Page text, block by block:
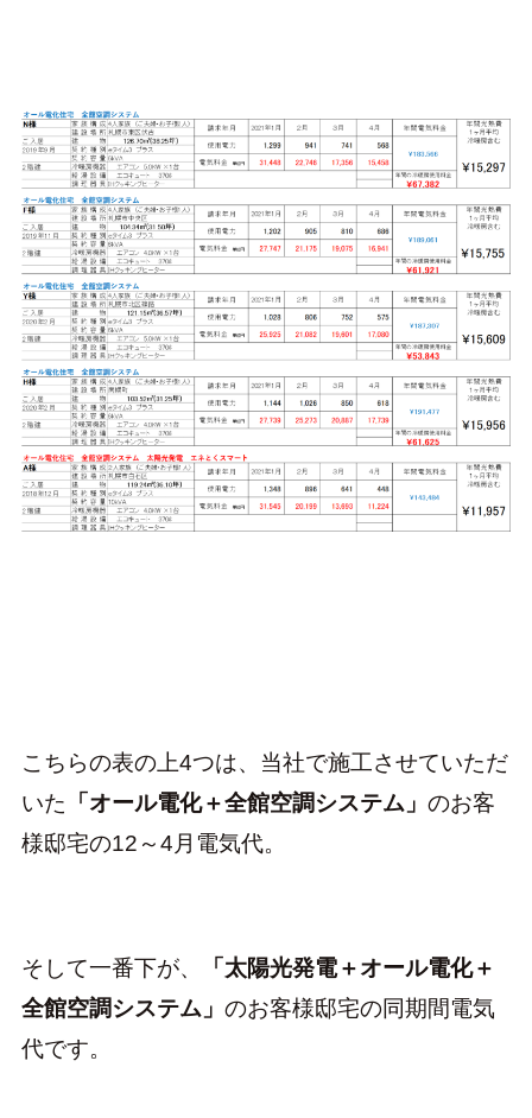
こちらの表の上4つは、当社で施工させていただ
いた 「オール電化＋全館空調システム」 のお客
様邸宅の12～4月電気代。
そして一番下が、
「太陽光発電＋オール電化＋
全館空調システム」 のお客様邸宅の同期間電気
代です。